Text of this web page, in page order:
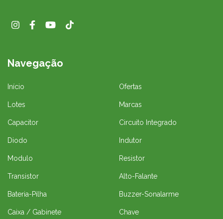
Navegação
Início Ofertas
Lotes Marcas
Capacitor Circuito Integrado
Diodo Indutor
Modulo Resistor
Transistor Alto-Falante
Bateria-Pilha Buzzer-Sonalarme
Caixa / Gabinete Chave